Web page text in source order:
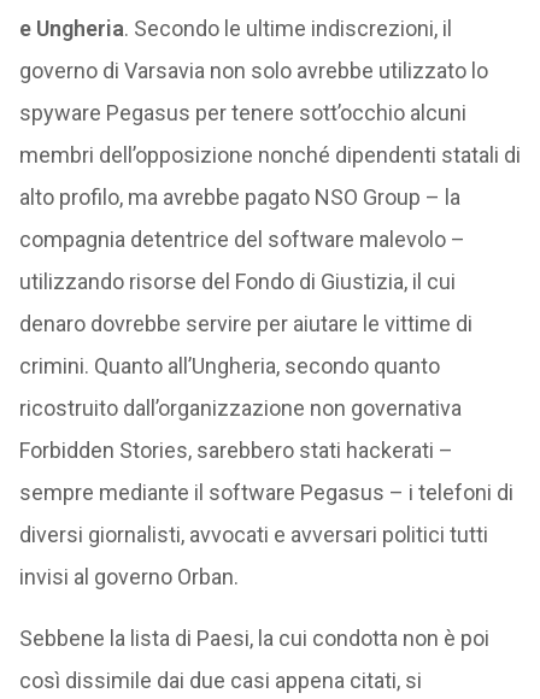
e Ungheria. Secondo le ultime indiscrezioni, il
governo di Varsavia non solo avrebbe utilizzato lo
spyware Pegasus per tenere sott’occhio alcuni
membri dell’opposizione nonché dipendenti statali di
alto profilo, ma avrebbe pagato NSO Group – la
compagnia detentrice del software malevolo –
utilizzando risorse del Fondo di Giustizia, il cui
denaro dovrebbe servire per aiutare le vittime di
crimini. Quanto all’Ungheria, secondo quanto
ricostruito dall’organizzazione non governativa
Forbidden Stories, sarebbero stati hackerati –
sempre mediante il software Pegasus – i telefoni di
diversi giornalisti, avvocati e avversari politici tutti
invisi al governo Orban.
Sebbene la lista di Paesi, la cui condotta non è poi
così dissimile dai due casi appena citati, si